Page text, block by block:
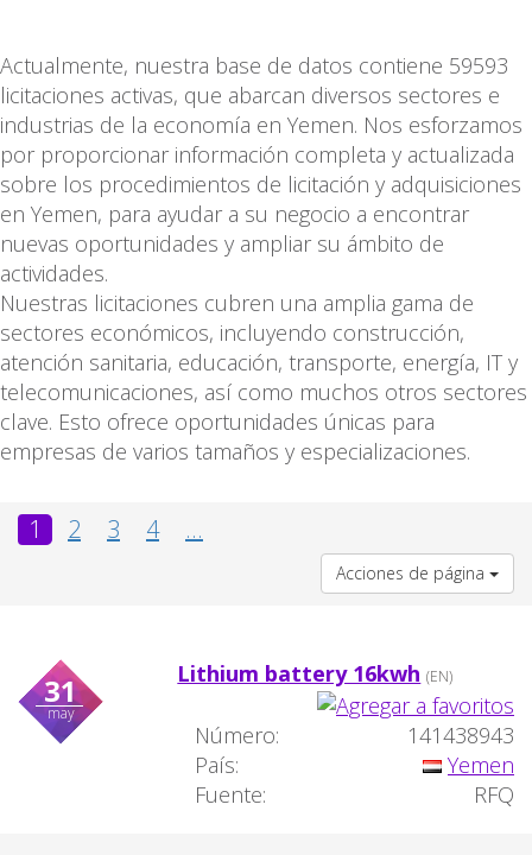
Actualmente, nuestra base de datos contiene 59593
licitaciones activas, que abarcan diversos sectores e
industrias de la economía en Yemen. Nos esforzamos
por proporcionar información completa y actualizada
sobre los procedimientos de licitación y adquisiciones
en Yemen, para ayudar a su negocio a encontrar
nuevas oportunidades y ampliar su ámbito de
actividades.
Nuestras licitaciones cubren una amplia gama de
sectores económicos, incluyendo construcción,
atención sanitaria, educación, transporte, energía, IT y
telecomunicaciones, así como muchos otros sectores
clave. Esto ofrece oportunidades únicas para
empresas de varios tamaños y especializaciones.
1 2 3 4 ...
Acciones de página
31
may
Lithium battery 16kwh (EN)
Número:
141438943
País:
Yemen
Fuente:
RFQ